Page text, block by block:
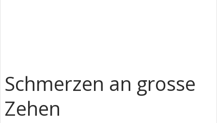
Schmerzen an grosse
Zehen